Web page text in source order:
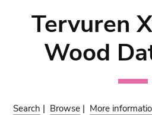
Tervuren
Wood
Search | Browse | More